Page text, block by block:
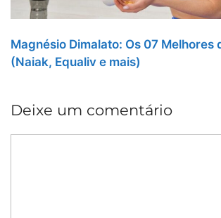
Magnésio Dimalato: Os 07 Melhores
(Naiak, Equaliv e mais)
Deixe um comentário